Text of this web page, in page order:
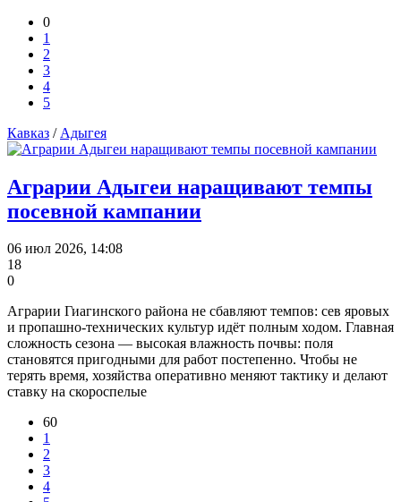
0
1
2
3
4
5
Кавказ / Адыгея
Аграрии Адыгеи наращивают темпы
посевной кампании
06 июл 2026, 14:08
18
0
Аграрии Гиагинского района не сбавляют темпов: сев яровых
и пропашно‑технических культур идёт полным ходом. Главная
сложность сезона — высокая влажность почвы: поля
становятся пригодными для работ постепенно. Чтобы не
терять время, хозяйства оперативно меняют тактику и делают
ставку на скороспелые
60
1
2
3
4